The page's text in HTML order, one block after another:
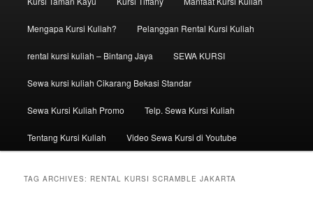
Mengapa Kursi Kuliah? Pelanggan Rental Kursi Kuliah
rental kursi kuliah – Bintang Jaya SEWA KURSI
Sewa kursi kuliah Cikarang Bekasi Standar
Sewa Kursi Kuliah Promo Telp. Sewa Kursi Kuliah
Tentang Kursi Kuliah Video Sewa Kursi di Youtube
TAG ARCHIVES: RENTAL KURSI SCRAMBLE JAKARTA